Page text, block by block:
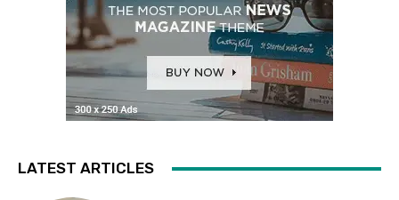
LATEST ARTICLES